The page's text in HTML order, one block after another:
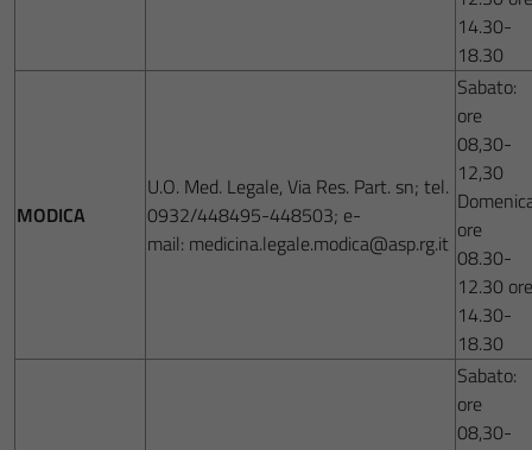
14.30-
18.30
MODICA
U.O. Med. Legale, Via Res. Part. sn; tel.
0932/448495-448503; e-
mail: medicina.legale.modica@asp.rg.it
Sabato:
ore
08,30-
12,30
ore
08.30-
12.30 ore
14.30-
18.30
Sabato:
ore
08,30-